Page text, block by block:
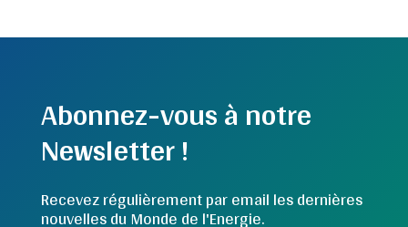
Abonnez-vous à notre
Newsletter !
Recevez régulièrement par email les dernières
nouvelles du Monde de l'Energie.